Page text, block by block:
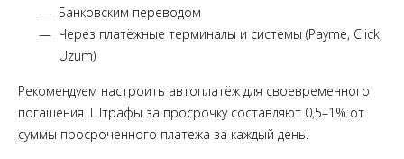
Банковским переводом
Через платёжные терминалы и системы (Payme, Click,
Uzum)
Рекомендуем настроить автоплатёж для своевременного
погашения. Штрафы за просрочку составляют 0,5–1% от
суммы просроченного платежа за каждый день.